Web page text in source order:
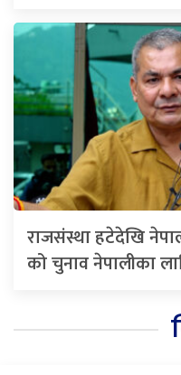
राजसंस्था हटेदेखि
को चुनाव नेपालीका